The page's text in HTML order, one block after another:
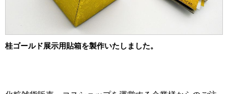
桂ゴールド展示用貼箱を製作いたしました。
瓶・缶・ボトル用
スポーツ・アウトドア・健康用
靴・衣類・アパレル小物用